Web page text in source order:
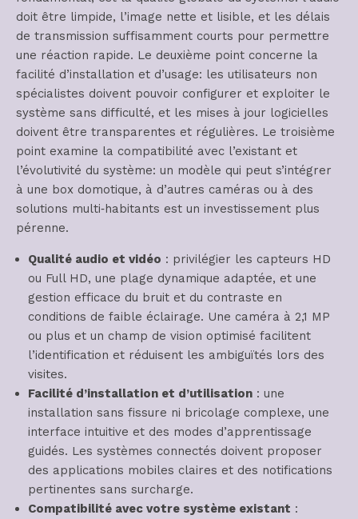
doit être limpide, l’image nette et lisible, et les délais
de transmission suffisamment courts pour permettre
une réaction rapide. Le deuxième point concerne la
facilité d’installation et d’usage: les utilisateurs non
spécialistes doivent pouvoir configurer et exploiter le
système sans difficulté, et les mises à jour logicielles
doivent être transparentes et régulières. Le troisième
point examine la compatibilité avec l’existant et
l’évolutivité du système: un modèle qui peut s’intégrer
à une box domotique, à d’autres caméras ou à des
solutions multi‑habitants est un investissement plus
pérenne.
Qualité audio et vidéo : privilégier les capteurs HD
ou Full HD, une plage dynamique adaptée, et une
gestion efficace du bruit et du contraste en
conditions de faible éclairage. Une caméra à 2,1 MP
ou plus et un champ de vision optimisé facilitent
l’identification et réduisent les ambiguïtés lors des
visites.
Facilité d’installation et d’utilisation : une
installation sans fissure ni bricolage complexe, une
interface intuitive et des modes d’apprentissage
guidés. Les systèmes connectés doivent proposer
des applications mobiles claires et des notifications
pertinentes sans surcharge.
Compatibilité avec votre système existant :